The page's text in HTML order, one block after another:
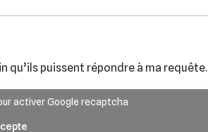
qu’ils puissent répondre à ma requête.
activer Google recaptcha